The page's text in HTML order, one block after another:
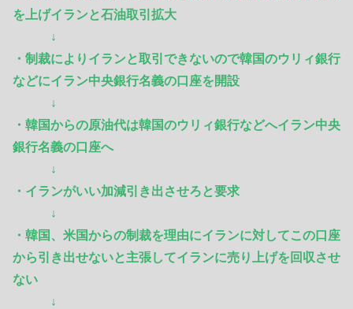
を上げイランと石油取引拡大
↓
・制裁によりイランと取引できないので韓国のウリィ銀行
などにイラン中央銀行名義の口座を開設
↓
・韓国からの原油代は韓国のウリィ銀行などへイラン中央
銀行名義の口座へ
↓
・イランがいい加減引き出させろと要求
↓
・韓国、米国からの制裁を理由にイランに対してこの口座
から引き出せないと主張してイランに売り上げを回収させ
ない
↓